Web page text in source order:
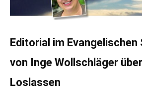
Editorial im
von Inge Wollschläger
Loslassen